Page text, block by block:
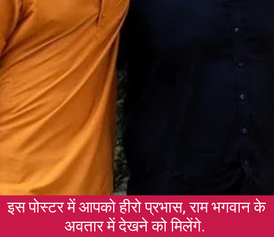
इस पोस्टर में आपको हीरो प्रभास, राम भगवान के
अवतार में देखने को मिलेंगे.